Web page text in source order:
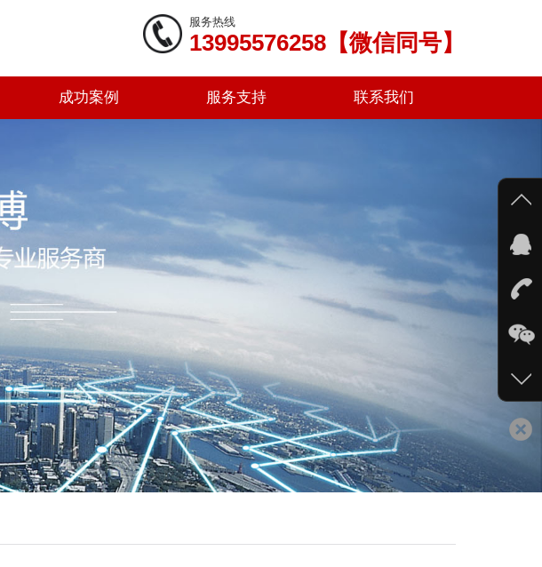
服务热线
13995576258【微信同号】
成功案例 服务支持 联系我们